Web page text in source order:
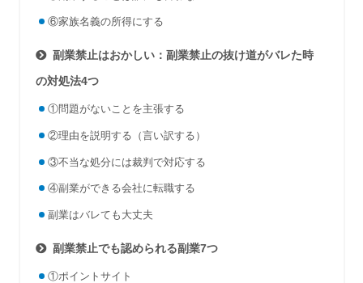
⑥家族名義の所得にする
副業禁止はおかしい：副業禁止の抜け道がバレた時
の対処法4つ
①問題がないことを主張する
②理由を説明する（言い訳する）
③不当な処分には裁判で対応する
④副業ができる会社に転職する
副業はバレても大丈夫
副業禁止でも認められる副業7つ
①ポイントサイト